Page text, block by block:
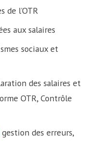
de l’OTR
aux salaires
sociaux et
des salaires et
OTR, Contrôle
gestion des erreurs,